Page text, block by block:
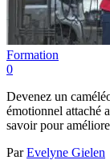
Formation
0
Devenez un
émotionnel attaché
savoir pour
ParEvelyne Gielen